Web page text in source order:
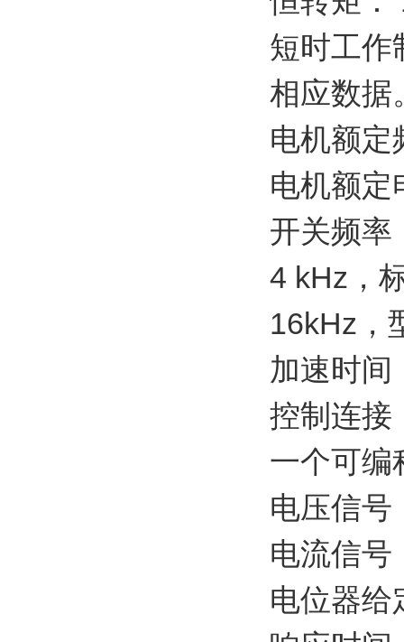
短时工作
相应数据
电机额定
电机额定
开关频率
4 kHz，
16kHz，
加速时间
控制连接
一个可编
电压信号
电流信号
电位器